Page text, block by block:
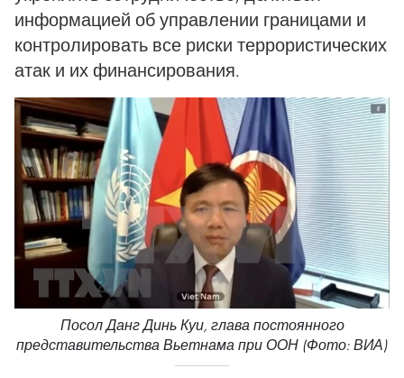
информацией об управлении границами и
контролировать все риски террористических
атак и их финансирования.
Посол Данг Динь Куи, глава постоянного
представительства Вьетнама при ООН (Фото: ВИА)